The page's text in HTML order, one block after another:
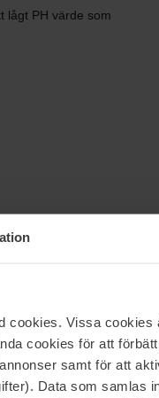
cookies. Vissa
cookies för att
samt för att
Data som samlas
lågt PH värde som